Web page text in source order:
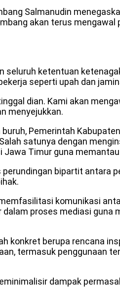
Salmanudin
akan terus
ketentuan
seperti upah dan
dian. Kami akan
menyejukkan.
Pemerintah
satunya dengan
Timur guna
bipartit antara
komunikasi
proses mediasi
konkret berupa rencana
termasuk penggunaan
dampak